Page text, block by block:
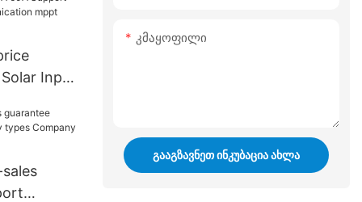
Input
Კმაყოფილი
ᲒᲐᲐᲒᲖᲐᲕᲜᲔᲗ ᲘᲜᲙᲣᲑᲐᲪᲘᲐ ᲐᲮᲚᲐ